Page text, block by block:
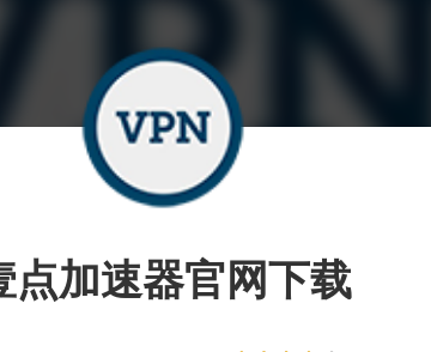
点加速器官网下载